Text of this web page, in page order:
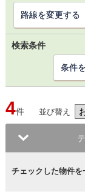
路線を変更する
検索条件
条件
4件 並び替え
チェックした物件を